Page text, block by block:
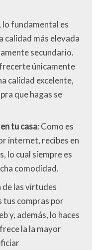
lo fundamental es
calidad más elevada
secundario.
únicamente
calidad excelente,
que hagas se
tu casa: Como es
internet, recibes en
lo cual siempre es
comodidad.
de las virtudes
tus compras por
y, además, lo haces
la la mayor